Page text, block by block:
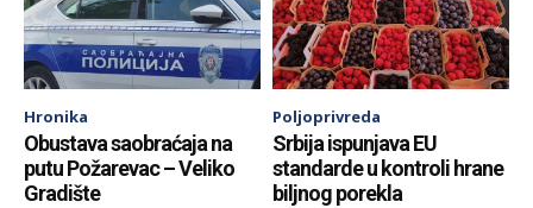
Hronika
Obustava saobraćaja na
putu Požarevac – Veliko
Gradište
Poljoprivreda
Srbija ispunjava EU
standarde u kontroli hrane
biljnog porekla